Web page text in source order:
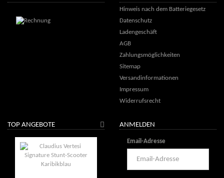
Hinweis nach dem Batteriegesetz
Datenschutz
Ladengeschäft
AGB
Zahlungsmöglichkeiten
Sitemap
Versandinformationen
Impressum
Widerrufsrecht
TOP ANGEBOTE ANMELDEN
Email-Adresse